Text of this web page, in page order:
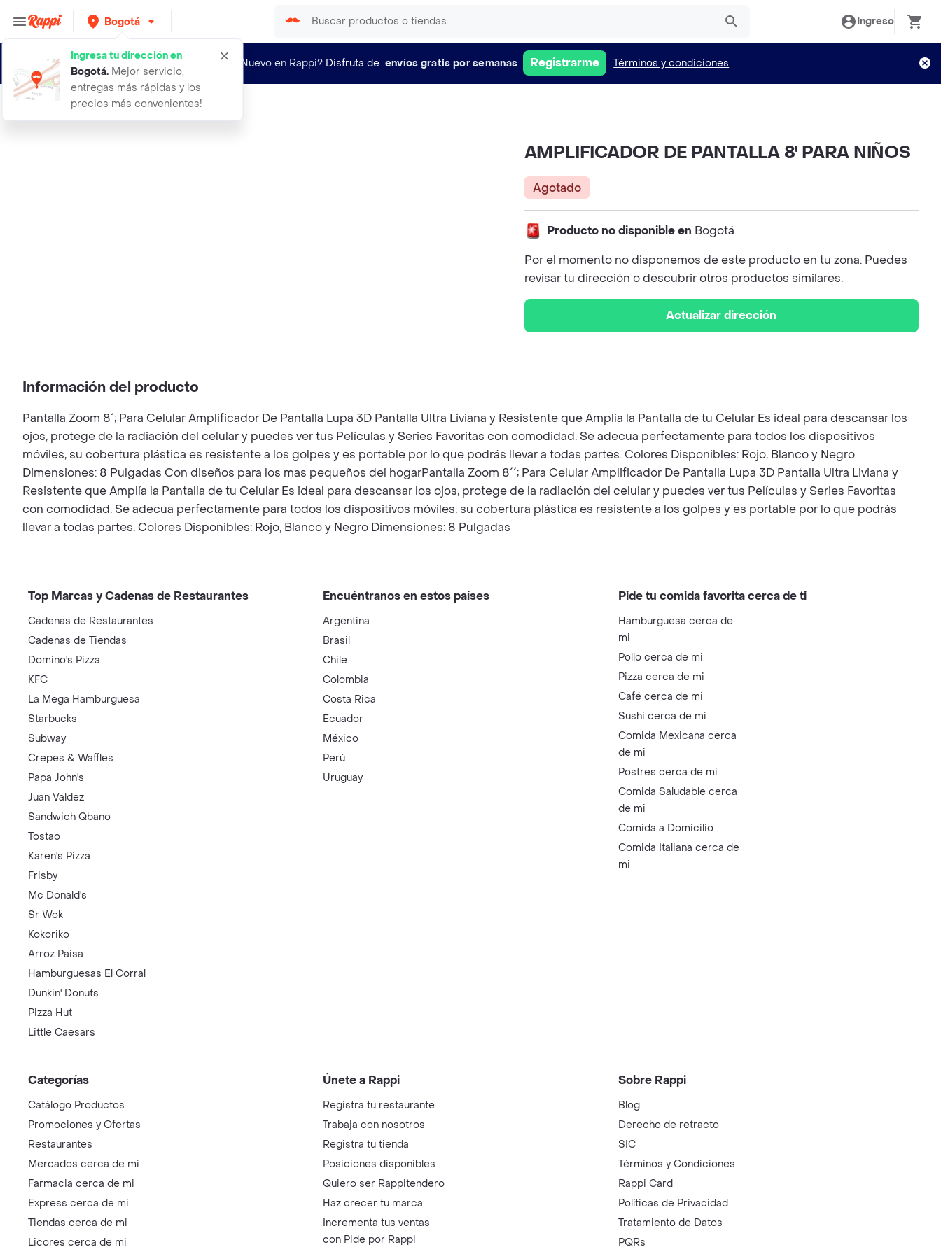
Bogotá
Ingresa tu dirección en
Bogotá. Mejor servicio,
entregas más rápidas y los
precios más convenientes!
Ingreso
¿Nuevo en Rappi? Disfruta de envíos gratis por semanas Registrarme Términos y condiciones
amplificador de pantalla 8 para nin
AMPLIFICADOR DE PANTALLA 8' PARA NIÑOS
Agotado
Producto no disponible en Bogotá
Por el momento no disponemos de este producto en tu zona. Puedes
revisar tu dirección o descubrir otros productos similares.
Actualizar dirección
Información del producto
Pantalla Zoom 8´; Para Celular Amplificador De Pantalla Lupa 3D Pantalla Ultra Liviana y Resistente que Amplía la Pantalla de tu Celular Es ideal para descansar los
ojos, protege de la radiación del celular y puedes ver tus Películas y Series Favoritas con comodidad. Se adecua perfectamente para todos los dispositivos
móviles, su cobertura plástica es resistente a los golpes y es portable por lo que podrás llevar a todas partes. Colores Disponibles: Rojo, Blanco y Negro
Dimensiones: 8 Pulgadas Con diseños para los mas pequeños del hogarPantalla Zoom 8´´; Para Celular Amplificador De Pantalla Lupa 3D Pantalla Ultra Liviana y
Resistente que Amplía la Pantalla de tu Celular Es ideal para descansar los ojos, protege de la radiación del celular y puedes ver tus Películas y Series Favoritas
con comodidad. Se adecua perfectamente para todos los dispositivos móviles, su cobertura plástica es resistente a los golpes y es portable por lo que podrás
llevar a todas partes. Colores Disponibles: Rojo, Blanco y Negro Dimensiones: 8 Pulgadas
Top Marcas y Cadenas de Restaurantes
Cadenas de Restaurantes
Cadenas de Tiendas
Domino's Pizza
KFC
La Mega Hamburguesa
Starbucks
Subway
Crepes & Waffles
Papa John's
Juan Valdez
Sandwich Qbano
Tostao
Karen's Pizza
Frisby
Mc Donald's
Sr Wok
Kokoriko
Arroz Paisa
Hamburguesas El Corral
Dunkin' Donuts
Pizza Hut
Little Caesars
Encuéntranos en estos países
Argentina
Brasil
Chile
Colombia
Costa Rica
Ecuador
México
Perú
Uruguay
Pide tu comida favorita cerca de ti
Hamburguesa cerca de
mi
Pollo cerca de mi
Pizza cerca de mi
Café cerca de mi
Sushi cerca de mi
Comida Mexicana cerca
de mi
Postres cerca de mi
Comida Saludable cerca
de mi
Comida a Domicilio
Comida Italiana cerca de
mi
Categorías
Catálogo Productos
Promociones y Ofertas
Restaurantes
Mercados cerca de mi
Farmacia cerca de mi
Express cerca de mi
Tiendas cerca de mi
Licores cerca de mi
Únete a Rappi
Registra tu restaurante
Trabaja con nosotros
Registra tu tienda
Posiciones disponibles
Quiero ser Rappitendero
Haz crecer tu marca
Incrementa tus ventas
con Pide por Rappi
Sobre Rappi
Blog
Derecho de retracto
SIC
Términos y Condiciones
Rappi Card
Políticas de Privacidad
Tratamiento de Datos
PQRs